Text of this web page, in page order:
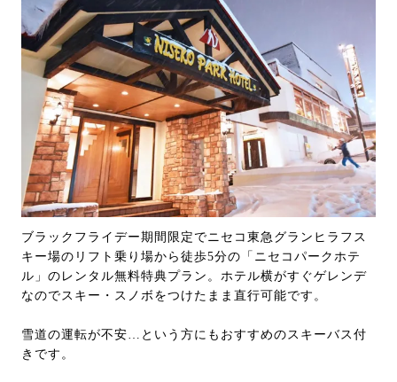
ブラックフライデー期間限定でニセコ東急グランヒラフス
キー場のリフト乗り場から徒歩5分の「ニセコパークホテ
ル」のレンタル無料特典プラン。ホテル横がすぐゲレンデ
なのでスキー・スノボをつけたまま直行可能です。
雪道の運転が不安…という方にもおすすめのスキーバス付
きです。